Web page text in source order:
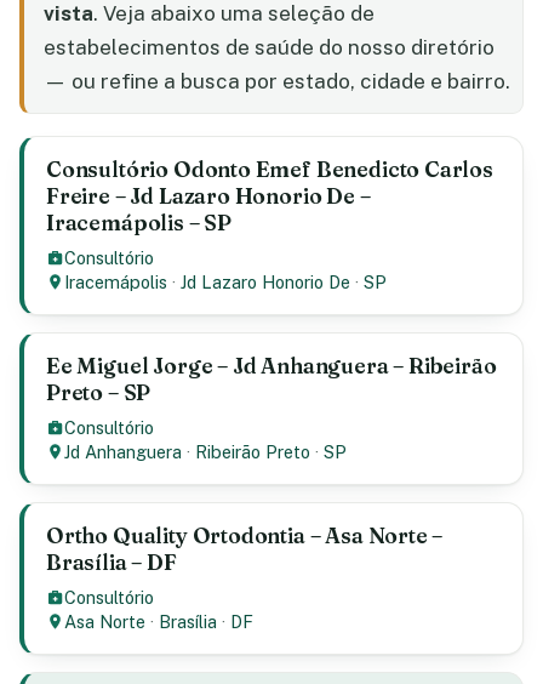
vista. Veja abaixo uma seleção de
estabelecimentos de saúde do nosso diretório
— ou refine a busca por estado, cidade e bairro.
Consultório Odonto Emef Benedicto Carlos
Freire – Jd Lazaro Honorio De –
Iracemápolis – SP
Consultório
Iracemápolis ·Jd Lazaro Honorio De ·SP
Ee Miguel Jorge – Jd Anhanguera – Ribeirão
Preto – SP
Consultório
Jd Anhanguera · Ribeirão Preto ·SP
Ortho Quality Ortodontia – Asa Norte –
Brasília – DF
Consultório
Asa Norte · Brasília · DF